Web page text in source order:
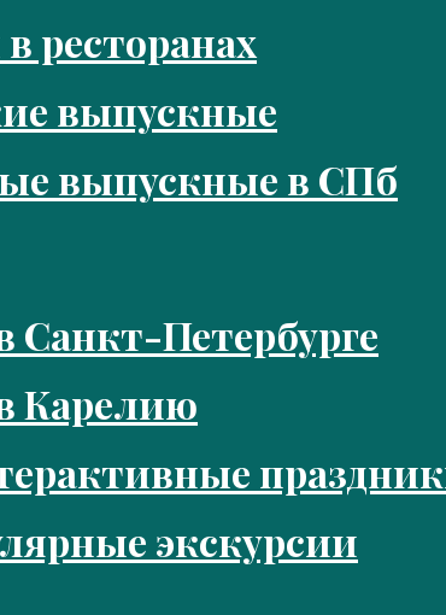
ресторанах
выпускные
выпускные в СПб
Санкт-Петербурге
Карелию
экскурсии